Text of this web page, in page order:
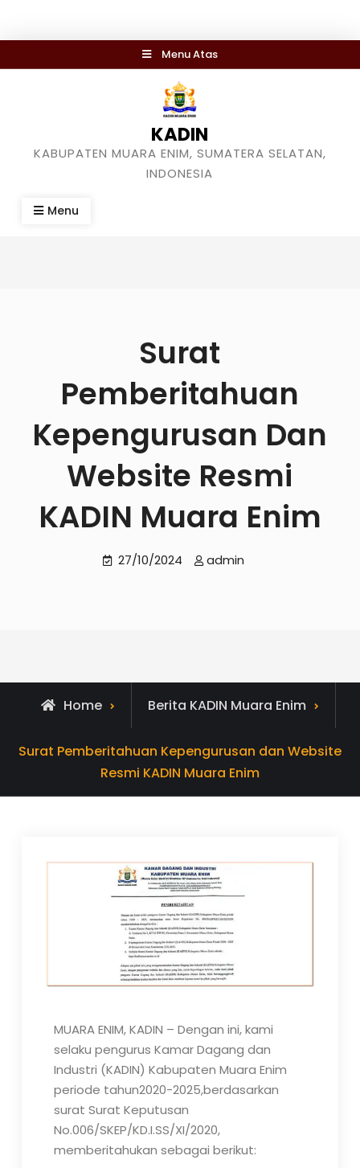
to
Menu Atas
KADIN
KABUPATEN MUARA ENIM, SUMATERA SELATAN,
INDONESIA
Menu
Surat
Pemberitahuan
Kepengurusan Dan
Website Resmi
KADIN Muara Enim
27/10/2024 admin
Home Berita KADIN Muara Enim
Surat Pemberitahuan Kepengurusan dan Website
Resmi KADIN Muara Enim
MUARA ENIM, KADIN – Dengan ini, kami
selaku pengurus Kamar Dagang dan
Industri (KADIN) Kabupaten Muara Enim
periode tahun2020-2025,berdasarkan
surat Surat Keputusan
No.006/SKEP/KD.I.SS/XI/2020,
memberitahukan sebagai berikut: